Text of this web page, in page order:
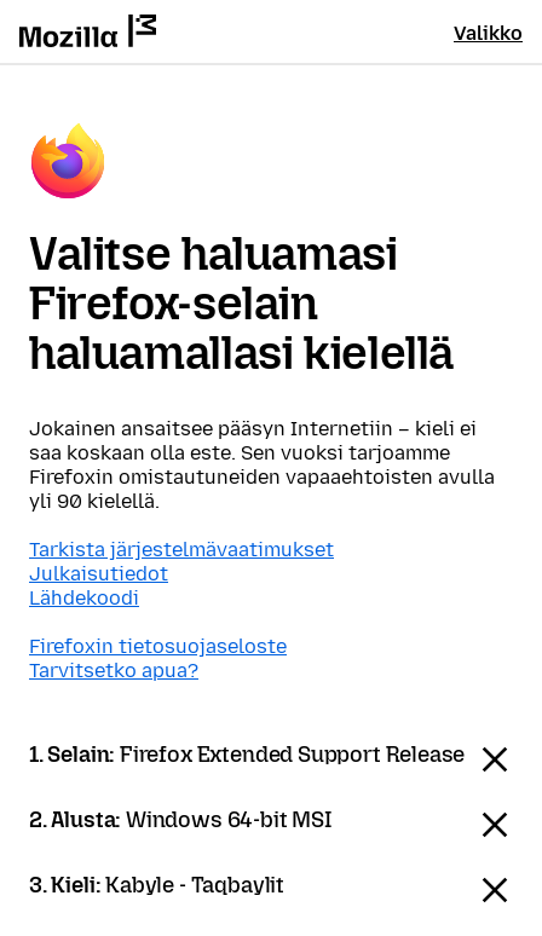
Valikko
Valitse haluamasi
Firefox-selain
haluamallasi kielellä
Jokainen ansaitsee pääsyn Internetiin – kieli ei
saa koskaan olla este. Sen vuoksi tarjoamme
Firefoxin omistautuneiden vapaaehtoisten avulla
yli 90 kielellä.
Tarkista järjestelmävaatimukset
Julkaisutiedot
Lähdekoodi
Firefoxin tietosuojaseloste
Tarvitsetko apua?
1. Selain:Firefox Extended Support Release
2. Alusta:Windows 64-bit MSI
3. Kieli:Kabyle - Taqbaylit